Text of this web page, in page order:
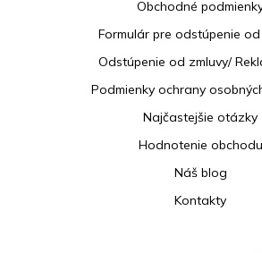
Obchodné
Formulár pre odstúpenie od
Odstúpenie od zmluvy/
Podmienky ochrany
Najčastejšie otázky
Hodnotenie obchodu
Náš blog
Kontakty